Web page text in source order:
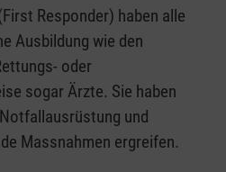
Responder) haben alle
Ausbildung wie den
oder
sogar Ärzte. Sie haben
und
Massnahmen ergreifen.